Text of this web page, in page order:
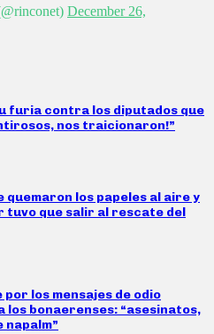
December 26,
furia contra los diputados que
nos traicionaron!”
quemaron los papeles al aire y
tuvo que salir al rescate del
los mensajes de odio
bonaerenses: “asesinatos,